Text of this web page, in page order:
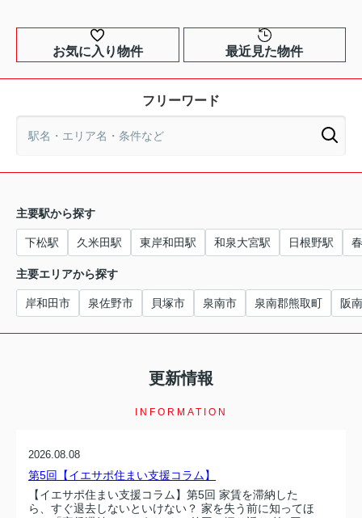
お気に入り物件 最近見た物件
フリーワード
主要駅から探す
下松駅 久米田駅 東岸和田駅 和泉大宮駅 日根野駅
主要エリアから探す
岸和田市 泉佐野市 貝塚市 泉南市 泉南郡熊取町 阪
更新情報
INFORMATION
2026.08.08
第5回【イエサポ住まい支援コラム】
【イエサポ住まい支援コラム】第5回 家賃を滞納した
ら、すぐ退去しないといけない？ 家を失う前に知ってほ